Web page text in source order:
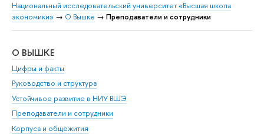
Национальный исследовательский университет «Высшая школа
экономики» → О Вышке → Преподаватели и сотрудники
О ВЫШКЕ
Цифры и факты
Руководство и структура
Устойчивое развитие в НИУ ВШЭ
Преподаватели и сотрудники
Корпуса и общежития